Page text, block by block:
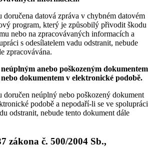
doručena datová zpráva v chybném datovém
program, který je způsobilý přivodit škodu
nebo na zpracovávaných informacích a
s odesílatelem vadu odstranit, nebude
zpracovávána.
anebo poškozeným dokumentem
dokumentem v elektronické podobě.
doručen neúplný nebo poškozený dokument
podobě a nepodaří-li se ve spolupráci
odstranit, nebude tento dokument dále
zákona č. 500/2004 Sb.,